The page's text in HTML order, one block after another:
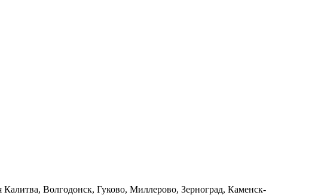
Волгодонск, Гуково, Миллерово, Зерноград, Каменск-